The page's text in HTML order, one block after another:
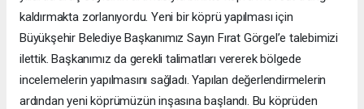
kaldırmakta zorlanıyordu. Yeni bir köprü yapılması için
Büyükşehir Belediye Başkanımız Sayın Fırat Görgel’e talebimizi
ilettik. Başkanımız da gerekli talimatları vererek bölgede
incelemelerin yapılmasını sağladı. Yapılan değerlendirmelerin
ardından yeni köprümüzün inşasına başlandı. Bu köprüden